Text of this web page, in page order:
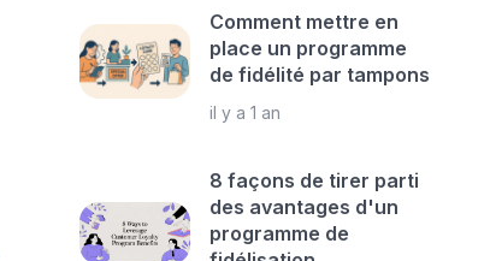
Comment mettre en
place un programme
de fidélité par tampons
il y a 1 an
8 façons de tirer parti
des avantages d'un
programme de